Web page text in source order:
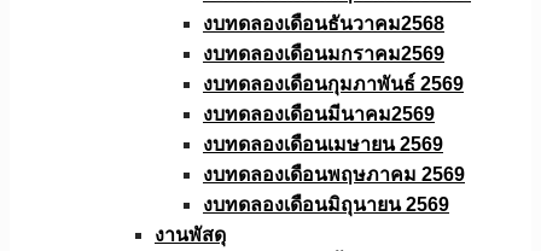
งบทดลองเดือนธันวาคม2568
งบทดลองเดือนมกราคม2569
งบทดลองเดือนกุมภาพันธ์ 2569
งบทดลองเดือนมีนาคม2569
งบทดลองเดือนเมษายน 2569
งบทดลองเดือนพฤษภาคม 2569
งบทดลองเดือนมิถุนายน 2569
งานพัสดุ